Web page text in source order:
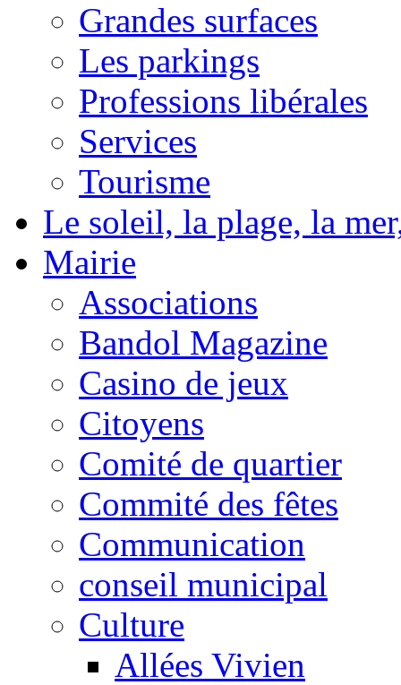
Grandes surfaces
Les parkings
Professions libérales
Services
Tourisme
Le soleil, la plage, la
Mairie
Associations
Bandol Magazine
Casino de jeux
Citoyens
Comité de quartier
Commité des fêtes
Communication
conseil municipal
Culture
Allées Vivien